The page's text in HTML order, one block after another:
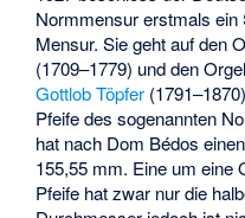
Normmensurerstmals ein
Mensur. Sie geht auf den
(1709–1779) und den
Gottlob Töpfer
Pfeife des sogenannten
hat nach Dom Bédos
155,55 mm. Eine um eine
Pfeife hat zwar nur die